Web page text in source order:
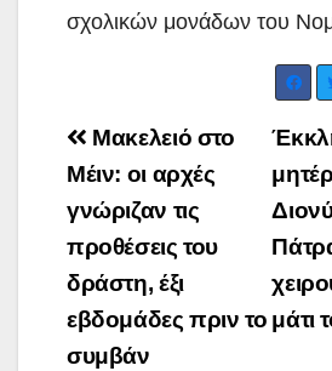
σχολικών μονάδων του
Post
navigation
μάτι
Μακελειό στο
Μέιν: οι αρχές
γνώριζαν τις
προθέσεις του
δράστη, έξι
εβδομάδες πριν το
συμβάν